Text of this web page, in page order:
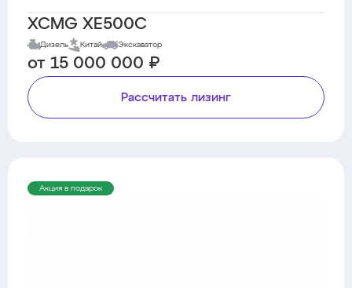
XCMG XE500C
Дизель Китай Экскаватор
от 15 000 000 ₽
Рассчитать лизинг
Акция в подарок